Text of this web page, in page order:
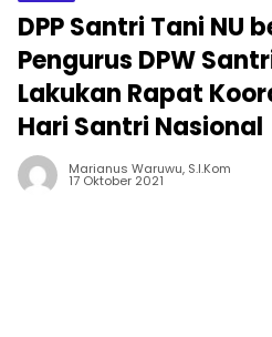
DPP Santri Tani NU
Pengurus DPW
Lakukan Rapat
Hari Santri Nasional
Marianus Waruwu, S.I.Kom
17 Oktober 2021